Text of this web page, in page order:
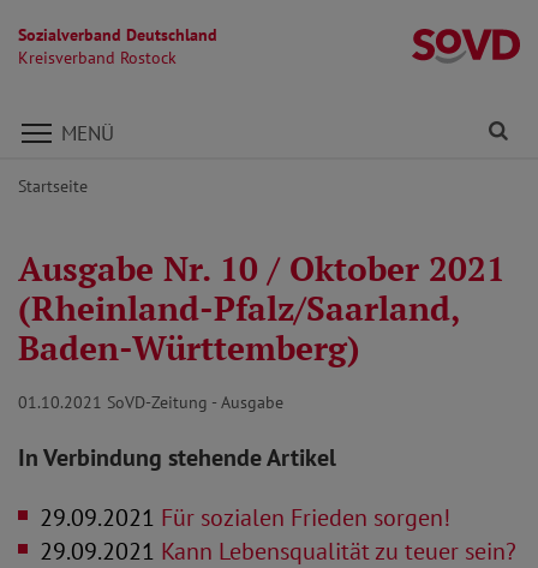
Sozialverband Deutschland
Kreisverband Rostock
Direkt zu den Inhalten springen
MENÜ
Startseite
Ausgabe Nr. 10 / Oktober 2021
(Rheinland-Pfalz/Saarland,
Baden-Württemberg)
01.10.2021 SoVD-Zeitung - Ausgabe
In Verbindung stehende Artikel
29.09.2021 Für sozialen Frieden sorgen!
29.09.2021 Kann Lebensqualität zu teuer sein?